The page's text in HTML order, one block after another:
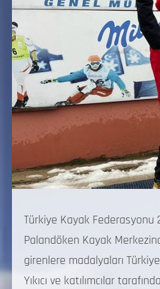
Türkiye Kayak
Palandöken Kayak
girenlere madalyaları
Yıkıcı ve katılımcılar